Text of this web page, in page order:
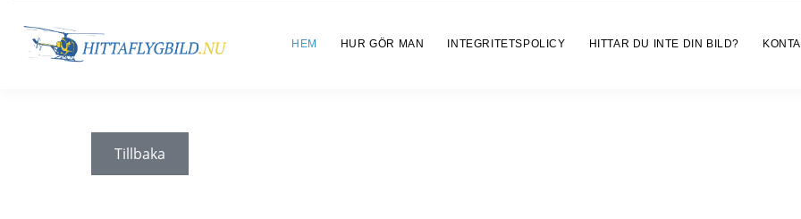
HEM HUR GÖR MAN INTEGRITETSPOLICY HITTAR DU INTE DIN BILD?
Tillbaka